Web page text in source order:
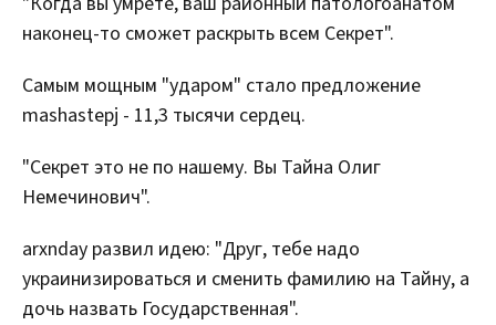
наконец-то сможет раскрыть всем Секрет".
Самым мощным "ударом" стало предложение
mashastepj - 11,3 тысячи сердец.
"Секрет это не по нашему. Вы Тайна Олиг
Немечинович".
arxnday развил идею: "Друг, тебе надо
украинизироваться и сменить фамилию на Тайну, а
дочь назвать Государственная".